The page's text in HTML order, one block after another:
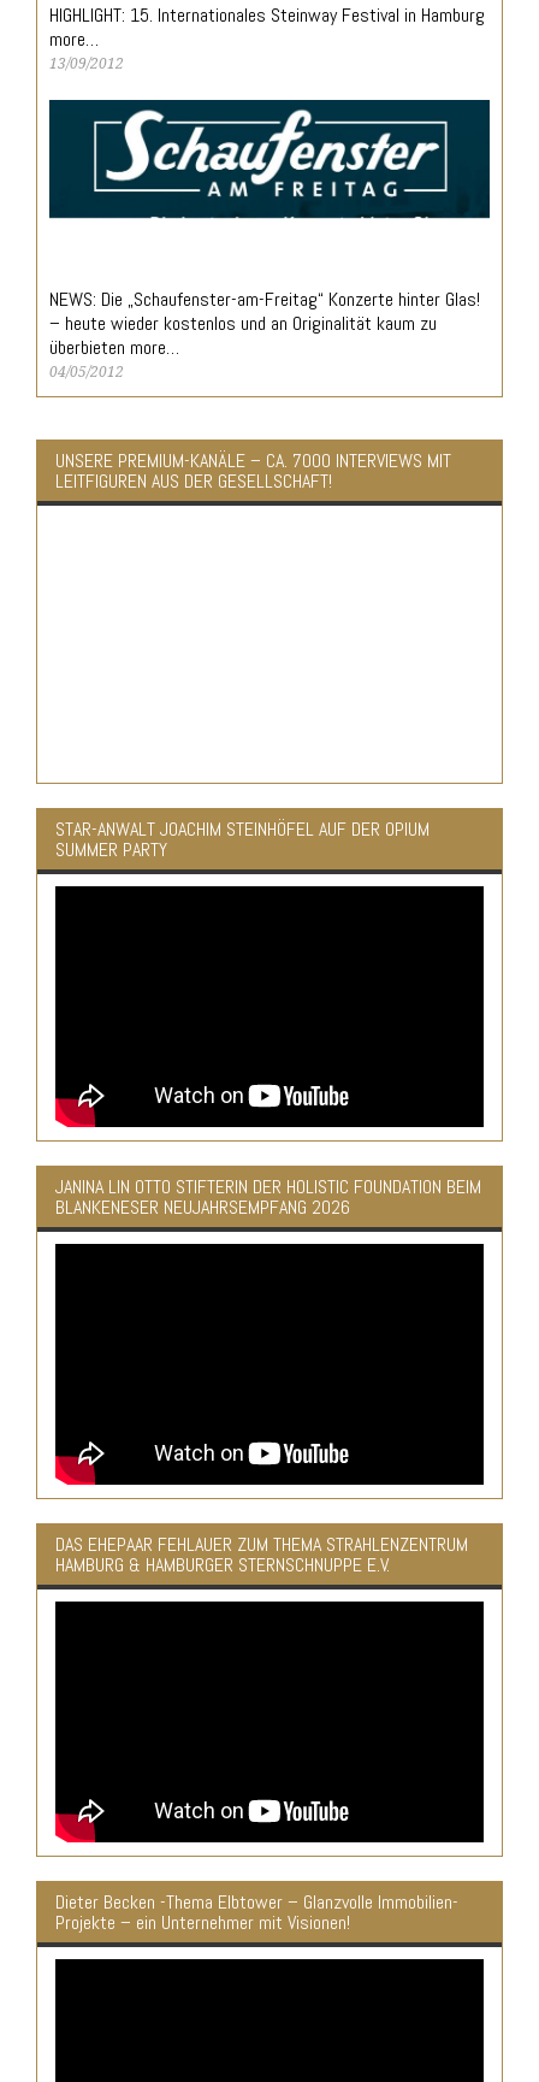
HIGHLIGHT: 15. Internationales Steinway Festival in Hamburg
more…
13/09/2012
NEWS: Die „Schaufenster-am-Freitag“ Konzerte hinter Glas!
– heute wieder kostenlos und an Originalität kaum zu
überbieten more…
04/05/2012
UNSERE PREMIUM-KANÄLE – CA. 7000 INTERVIEWS MIT
LEITFIGUREN AUS DER GESELLSCHAFT!
STAR-ANWALT JOACHIM STEINHÖFEL AUF DER OPIUM
SUMMER PARTY
JANINA LIN OTTO STIFTERIN DER HOLISTIC FOUNDATION BEIM
BLANKENESER NEUJAHRSEMPFANG 2026
DAS EHEPAAR FEHLAUER ZUM THEMA STRAHLENZENTRUM
HAMBURG & HAMBURGER STERNSCHNUPPE E.V.
Dieter Becken -Thema Elbtower – Glanzvolle Immobilien-
Projekte – ein Unternehmer mit Visionen!